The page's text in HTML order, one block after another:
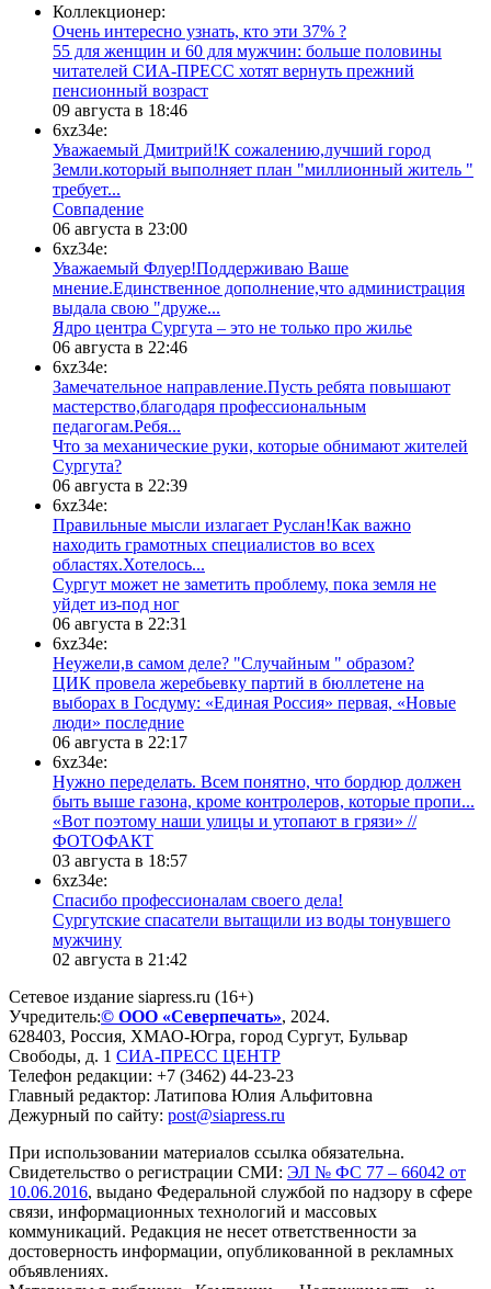
Коллекционер:
Очень интересно узнать, кто эти 37% ?
​55 для женщин и 60 для мужчин: больше половины
читателей СИА-ПРЕСС хотят вернуть прежний
пенсионный возраст
09 августа в 18:46
6xz34e:
Уважаемый Дмитрий!К сожалению,лучший город
Земли.который выполняет план "миллионный житель "
требует...
​Совпадение
06 августа в 23:00
6xz34e:
Уважаемый Флуер!Поддерживаю Ваше
мнение.Единственное дополнение,что администрация
выдала свою "друже...
​Ядро центра Сургута ‒ это не только про жилье
06 августа в 22:46
6xz34e:
Замечательное направление.Пусть ребята повышают
мастерство,благодаря профессиональным
педагогам.Ребя...
​Что за механические руки, которые обнимают жителей
Сургута?
06 августа в 22:39
6xz34e:
Правильные мысли излагает Руслан!Как важно
находить грамотных специалистов во всех
областях.Хотелось...
Сургут может не заметить проблему, пока земля не
уйдет из-под ног
06 августа в 22:31
6xz34e:
Неужели,в самом деле? "Случайным " образом?
ЦИК провела жеребьевку партий в бюллетене на
выборах в Госдуму: «Единая Россия» первая, «Новые
люди» последние
06 августа в 22:17
6xz34e:
Нужно переделать. Всем понятно, что бордюр должен
быть выше газона, кроме контролеров, которые пропи...
«Вот поэтому наши улицы и утопают в грязи» //
ФОТОФАКТ
03 августа в 18:57
6xz34e:
Спасибо профессионалам своего дела!
Сургутские спасатели вытащили из воды тонувшего
мужчину
02 августа в 21:42
Сетевое издание siapress.ru (16+)
Учредитель:© ООО «Северпечать», 2024.
628403, Россия, ХМАО-Югра, город Сургут, Бульвар
Свободы, д. 1 СИА-ПРЕСС ЦЕНТР
Телефон редакции: +7 (3462) 44-23-23
Главный редактор: Латипова Юлия Альфитовна
Дежурный по сайту: post@siapress.ru
При использовании материалов ссылка обязательна.
Свидетельство о регистрации СМИ: ЭЛ № ФС 77 – 66042 от
10.06.2016, выдано Федеральной службой по надзору в сфере
связи, информационных технологий и массовых
коммуникаций. Редакция не несет ответственности за
достоверность информации, опубликованной в рекламных
объявлениях.